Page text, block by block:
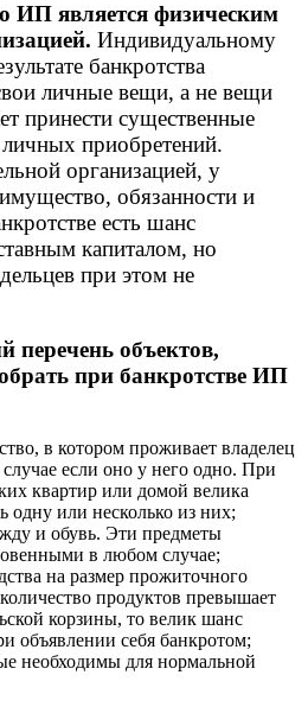
ИП является физическим
Индивидуальному
банкротства
личные вещи, а не вещи
принести существенные
приобретений.
организацией, у
обязанности и
есть шанс
капиталом, но
при этом не
перечень объектов,
при банкротстве ИП
в котором проживает владелец
если оно у него одно. При
квартир или домой велика
одну или несколько из них;
и обувь. Эти предметы
в любом случае;
на размер прожиточного
продуктов превышает
корзины, то велик шанс
объявлении себя банкротом;
необходимы для нормальной